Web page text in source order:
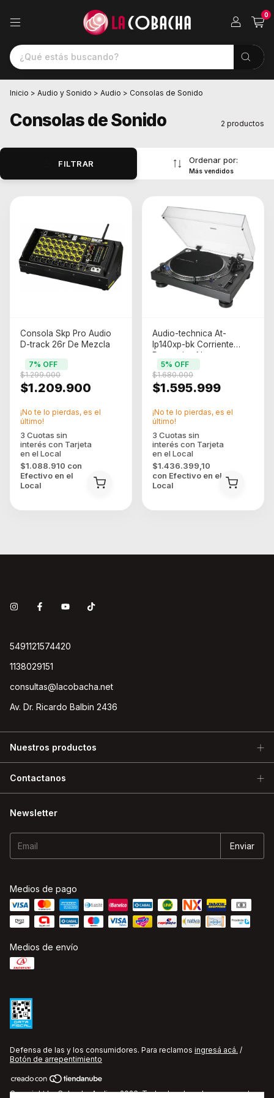
0
Inicio > Audio y Sonido > Audio > Consolas de Sonido
Consolas de Sonido 2 productos
FILTRAR Ordenar por:
Más vendidos
Consola Skp Pro Audio
D-track 26r De Mezcla
$1.209.900
$1.299.000
7% OFF
$1.088.910 con
Efectivo en el
Local
¡No te lo pierdas, es el
último!
Audio-technica At-
lp140xp-bk Corriente
Domestica Negro
$1.595.999
$1.680.000
5% OFF
$1.436.399,10
con Efectivo en el
Local
¡No te lo pierdas, es el
último!
5491121574420
1138029151
consultas@lacobacha.net
Av. Dr. Ricardo Balbin 2436
Nuestros productos
Contactanos
Newsletter
Medios de pago
Medios de envío
Defensa de las y los consumidores. Para reclamos ingresá acá. /
Botón de arrepentimiento
Copyright La Cobacha Audio - 2026. Todos los derechos reservados.